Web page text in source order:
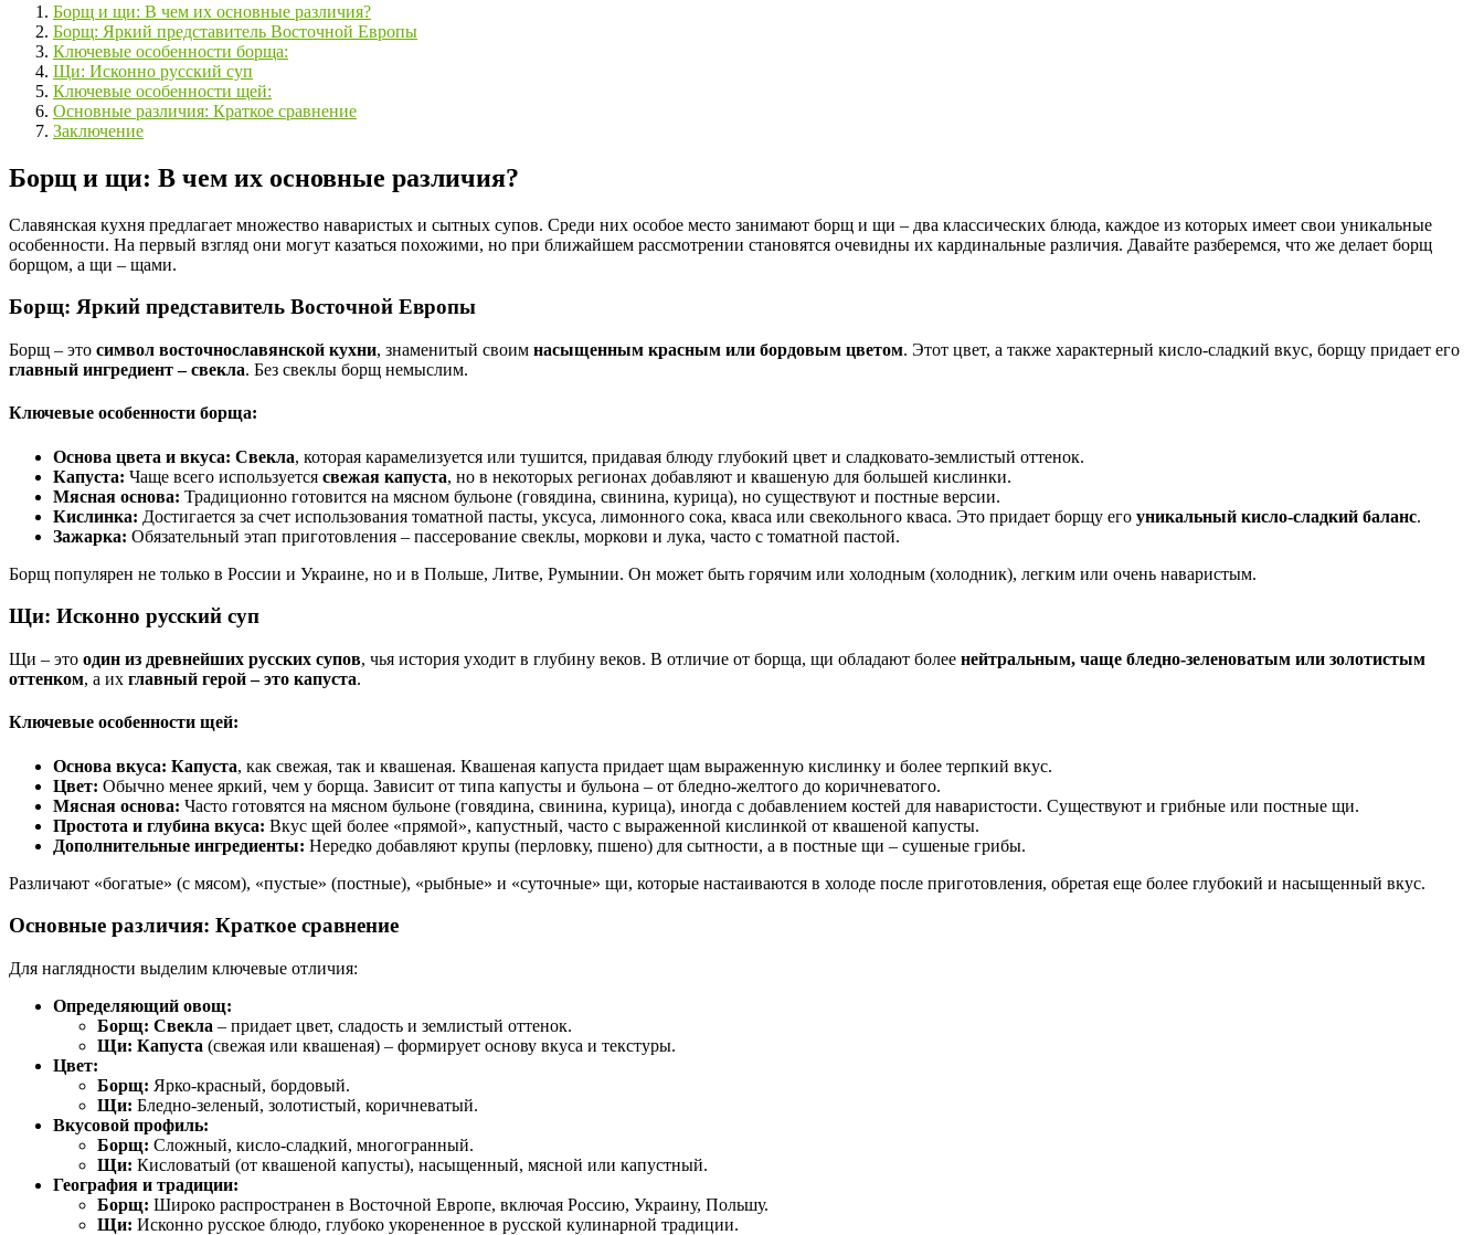
Борщ и щи: В чем их основные различия?
Борщ: Яркий представитель Восточной Европы
Ключевые особенности борща:
Щи: Исконно русский суп
Ключевые особенности щей:
Основные различия: Краткое сравнение
Заключение
Борщ и щи: В чем их основные различия?
Славянская кухня предлагает множество наваристых и сытных супов. Среди них особое место занимают борщ и щи – два классических блюда, каждое из которых имеет свои уникальные
особенности. На первый взгляд они могут казаться похожими, но при ближайшем рассмотрении становятся очевидны их кардинальные различия. Давайте разберемся, что же делает борщ
борщом, а щи – щами.
Борщ: Яркий представитель Восточной Европы
Борщ – это символ восточнославянской кухни, знаменитый своим насыщенным красным или бордовым цветом. Этот цвет, а также характерный кисло-сладкий вкус, борщу придает его
главный ингредиент – свекла. Без свеклы борщ немыслим.
Ключевые особенности борща:
Основа цвета и вкуса: Свекла, которая карамелизуется или тушится, придавая блюду глубокий цвет и сладковато-землистый оттенок.
Капуста: Чаще всего используется свежая капуста, но в некоторых регионах добавляют и квашеную для большей кислинки.
Мясная основа: Традиционно готовится на мясном бульоне (говядина, свинина, курица), но существуют и постные версии.
Кислинка: Достигается за счет использования томатной пасты, уксуса, лимонного сока, кваса или свекольного кваса. Это придает борщу его уникальный кисло-сладкий баланс.
Зажарка: Обязательный этап приготовления – пассерование свеклы, моркови и лука, часто с томатной пастой.
Борщ популярен не только в России и Украине, но и в Польше, Литве, Румынии. Он может быть горячим или холодным (холодник), легким или очень наваристым.
Щи: Исконно русский суп
Щи – это один из древнейших русских супов, чья история уходит в глубину веков. В отличие от борща, щи обладают более нейтральным, чаще бледно-зеленоватым или золотистым
оттенком, а их главный герой – это капуста.
Ключевые особенности щей:
Основа вкуса: Капуста, как свежая, так и квашеная. Квашеная капуста придает щам выраженную кислинку и более терпкий вкус.
Цвет: Обычно менее яркий, чем у борща. Зависит от типа капусты и бульона – от бледно-желтого до коричневатого.
Мясная основа: Часто готовятся на мясном бульоне (говядина, свинина, курица), иногда с добавлением костей для наваристости. Существуют и грибные или постные щи.
Простота и глубина вкуса: Вкус щей более «прямой», капустный, часто с выраженной кислинкой от квашеной капусты.
Дополнительные ингредиенты: Нередко добавляют крупы (перловку, пшено) для сытности, а в постные щи – сушеные грибы.
Различают «богатые» (с мясом), «пустые» (постные), «рыбные» и «суточные» щи, которые настаиваются в холоде после приготовления, обретая еще более глубокий и насыщенный вкус.
Основные различия: Краткое сравнение
Для наглядности выделим ключевые отличия:
Определяющий овощ:
Борщ: Свекла – придает цвет, сладость и землистый оттенок.
Щи: Капуста (свежая или квашеная) – формирует основу вкуса и текстуры.
Цвет:
Борщ: Ярко-красный, бордовый.
Щи: Бледно-зеленый, золотистый, коричневатый.
Вкусовой профиль:
Борщ: Сложный, кисло-сладкий, многогранный.
Щи: Кисловатый (от квашеной капусты), насыщенный, мясной или капустный.
География и традиции:
Борщ: Широко распространен в Восточной Европе, включая Россию, Украину, Польшу.
Щи: Исконно русское блюдо, глубоко укорененное в русской кулинарной традиции.